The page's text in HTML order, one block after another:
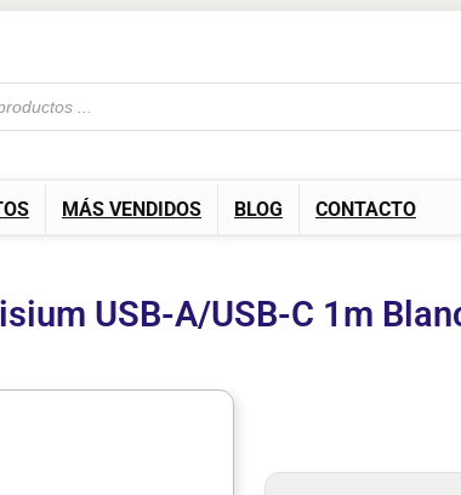
MÁS VENDIDOS BLOG CONTACTO
USB-A/USB-C 1m